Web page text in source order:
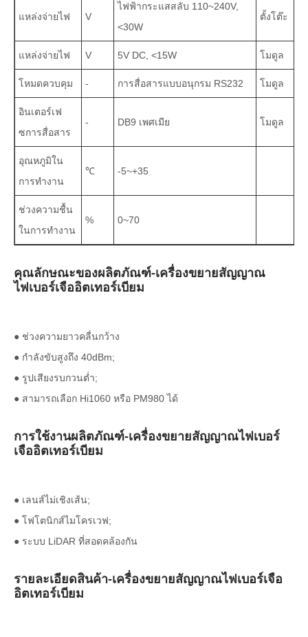
แหล่งจ่ายไฟ V
ไฟฟ้ากระแสสลับ 110~240V,
<30W
ตั้งโต๊ะ
แหล่งจ่ายไฟ V 5V DC, <15W โมดูล
โหมดควบคุม - การสื่อสารแบบอนุกรม RS232 โมดูล
อินเตอร์เฟ
ซการสื่อสาร
- DB9 เพศเมีย โมดูล
อุณหภูมิใน
การทำงาน
℃ -5~+35
ช่วงความชื้น
ในการทำงาน
% 0~70
คุณลักษณะของผลิตภัณฑ์-เครื่องขยายสัญญาณ
ไฟเบอร์เจืออิตเทอร์เบียม
● ช่วงความยาวคลื่นกว้าง
● กำลังขับสูงถึง 40dBm;
● รูปเสียงรบกวนต่ำ;
● สามารถเลือก Hi1060 หรือ PM980 ได้
การใช้งานผลิตภัณฑ์-เครื่องขยายสัญญาณไฟเบอร์
เจืออิตเทอร์เบียม
● เลนส์ไม่เชิงเส้น;
● โฟโตนิกส์ไมโครเวฟ;
● ระบบ LiDAR ที่สอดคล้องกัน
รายละเอียดสินค้า-เครื่องขยายสัญญาณไฟเบอร์เจือ
อิตเทอร์เบียม